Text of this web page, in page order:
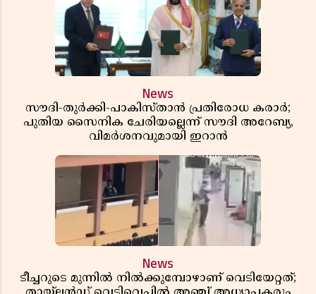
News
സൗദി-തുർക്കി-പാകിസ്താൻ പ്രതിരോധ കരാർ;
പുതിയ സൈനിക ചേരിയല്ലെന്ന് സൗദി അറേബ്യ,
വിമർശനവുമായി ഇറാൻ
News
ടീച്ചറുടെ മുന്നിൽ നിൽക്കുമ്പോഴാണ് വെടിയേറ്റത്;